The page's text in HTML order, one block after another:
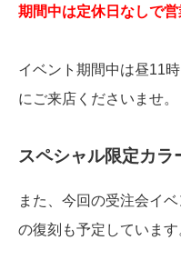
期間中は定休日なしで営
イベント期間中は昼11
にご来店くださいませ。
スペシャル限定カラ
また、今回の受注会イ
の復刻も予定しています